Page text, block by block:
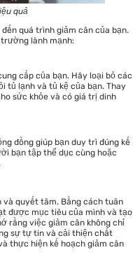
quả
quá trình giảm cân của bạn.
lành mạnh:
cấp của bạn. Hãy loại bỏ các
tủ lạnh và tủ kệ của bạn. Thay
sức khỏe và có giá trị dinh
đồng giúp bạn duy trì đúng kế
bạn tập thể dục cùng hoặc
và quyết tâm. Bằng cách tuân
được mục tiêu của mình và tạo
rằng việc giảm cân không chỉ
sự tự tin và cải thiện chất
thực hiện kế hoạch giảm cân